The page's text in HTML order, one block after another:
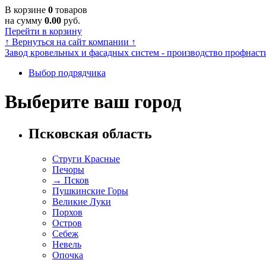
В корзине 0 товаров
на сумму 0.00 руб.
Перейти в корзину
↑ Вернуться на сайт компании ↑
Завод кровельных и фасадных систем - производство
Выбор подрядчика
Выберите ваш город
Псковская область
Струги Красные
Печоры
→ Псков
Пушкинские Горы
Великие Луки
Порхов
Остров
Себеж
Невель
Опочка